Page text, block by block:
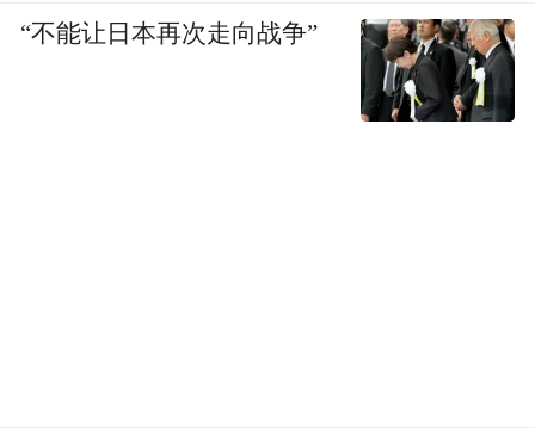
“不能让日本再次走向战争”